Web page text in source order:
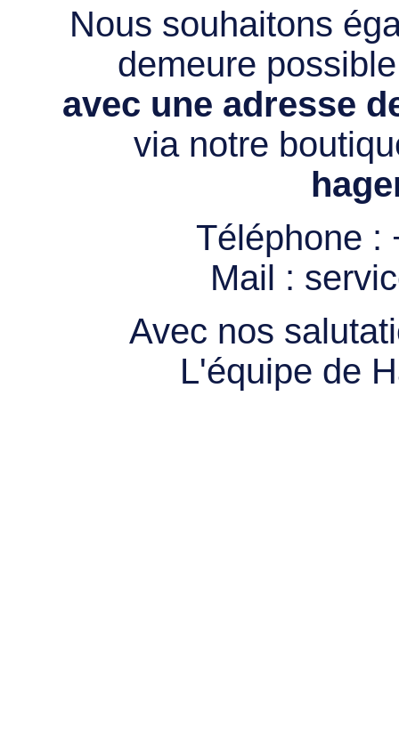
Nous souhaitons
demeure
avec une adresse
via notre
Téléphone :
Mail :
Avec nos
L'équipe de